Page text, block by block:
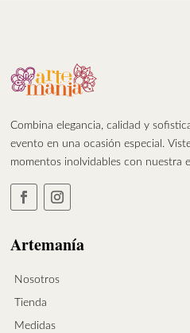
Combina elegancia, calidad y
evento en una ocasión especial.
momentos inolvidables con nuestra
Artemanía
Nosotros
Tienda
Medidas